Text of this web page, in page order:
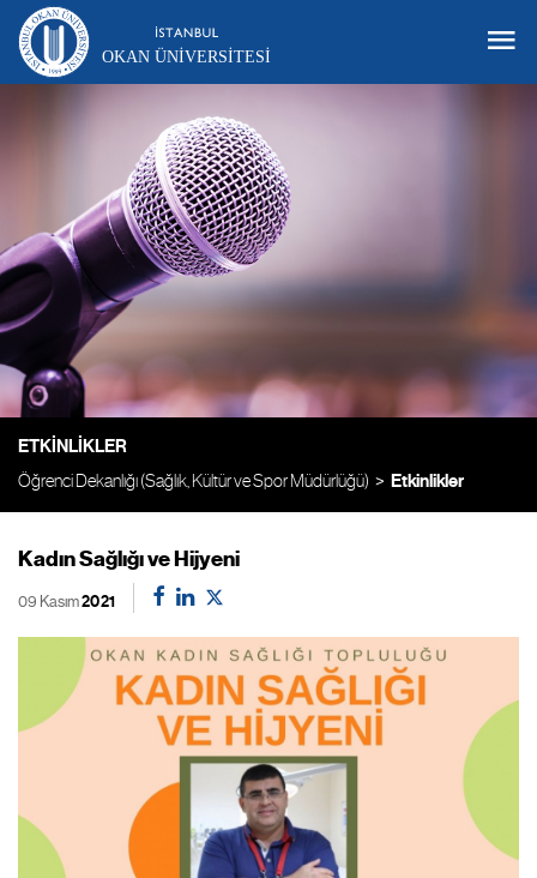
OKAN ÜNIVERSITESI
ETKINLIKLER
Öğrenci Dekanlığı (Sağlık, Kültür ve Spor Müdürlüğü) Etkinlikler
Kadın Sağlığı ve Hijyeni
09 Kasım2021